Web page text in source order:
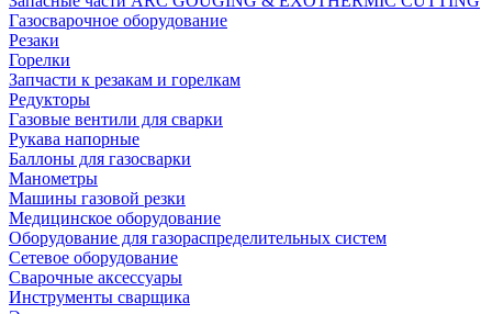
Газосварочное оборудование
Резаки
Горелки
Запчасти к резакам и горелкам
Редукторы
Газовые вентили для сварки
Рукава напорные
Баллоны для газосварки
Манометры
Машины газовой резки
Медицинское оборудование
Оборудование для газораспределительных систем
Сетевое оборудование
Сварочные аксессуары
Инструменты сварщика